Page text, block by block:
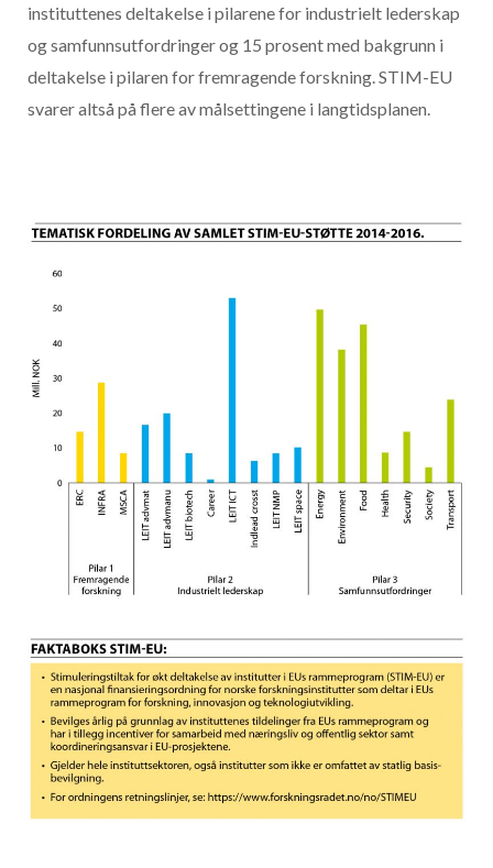
instituttenes deltakelse i pilarene for industrielt lederskap
og samfunnsutfordringer og 15 prosent med bakgrunn i
deltakelse i pilaren for fremragende forskning. STIM-EU
svarer altså på flere av målsettingene i langtidsplanen.